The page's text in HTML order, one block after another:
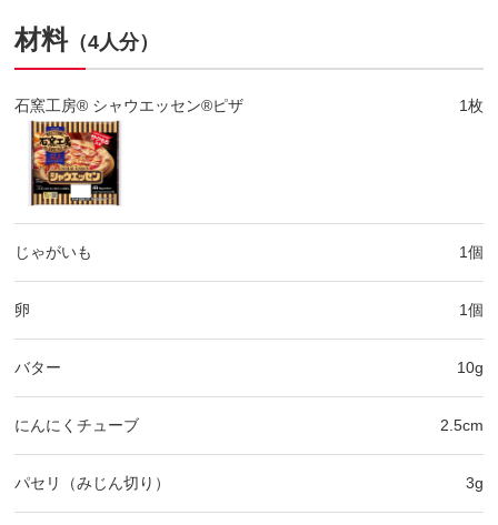
材料（4人分）
石窯工房® シャウエッセン®ピザ 1枚
じゃがいも 1個
卵 1個
バター 10g
にんにくチューブ 2.5cm
パセリ（みじん切り） 3g